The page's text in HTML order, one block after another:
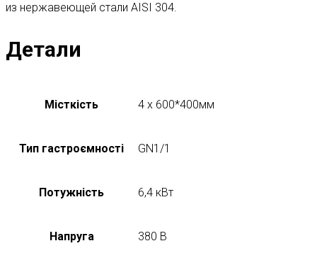
из нержавеющей стали AISI 304.
Детали
Місткість 4 х 600*400мм
Тип гастроємності GN1/1
Потужність 6,4 кВт
Напруга 380 В